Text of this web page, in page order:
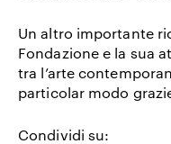
Un altro importante
Fondazione e la sua
tra l’arte
particolar modo
Condividi su: